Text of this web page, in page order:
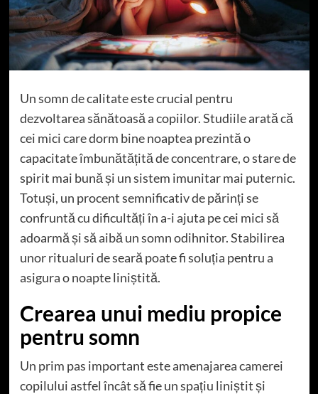
Un somn de calitate este crucial pentru
dezvoltarea sănătoasă a copiilor. Studiile arată că
cei mici care dorm bine noaptea prezintă o
capacitate îmbunătățită de concentrare, o stare de
spirit mai bună și un sistem imunitar mai puternic.
Totuși, un procent semnificativ de părinți se
confruntă cu dificultăți în a-i ajuta pe cei mici să
adoarmă și să aibă un somn odihnitor. Stabilirea
unor ritualuri de seară poate fi soluția pentru a
asigura o noapte liniștită.
Crearea unui mediu propice
pentru somn
Un prim pas important este amenajarea camerei
copilului astfel încât să fie un spațiu liniștit și